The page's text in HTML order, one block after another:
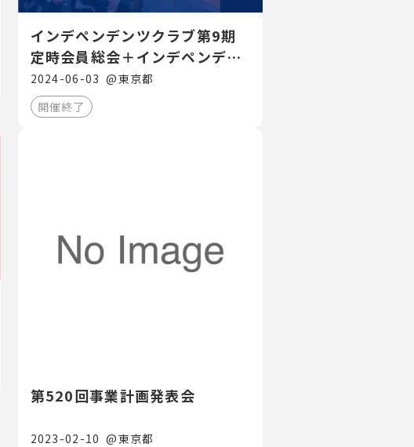
インデペンデンツクラブ第9期
定時会員総会＋インデペンデン
ツクラブ大賞表彰
2024-06-03 @東京都
開催終了
第520回事業計画発表会
2023-02-10 @東京都